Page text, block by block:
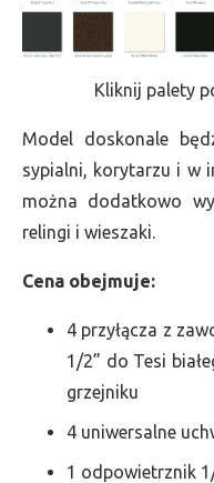
Kliknij palety
Model doskonale
sypialni, korytarzu i w
można dodatkowo
relingi i wieszaki.
Cena obejmuje:
4 przyłącza z
1/2” do Tesi
grzejniku
4 uniwersalne
1 odpowietrznik